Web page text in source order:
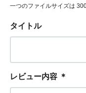
一つのファイルサイズは
タイトル
レビュー内容 ＊